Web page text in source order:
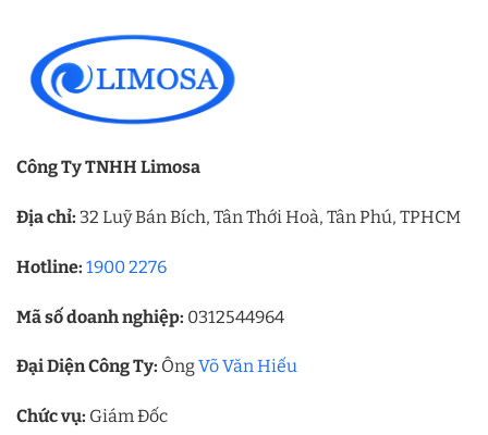
Công Ty TNHH Limosa
Địa chỉ: 32 Luỹ Bán Bích, Tân Thới Hoà, Tân Phú, TPHCM
Hotline: 1900 2276
Mã số doanh nghiệp: 0312544964
Đại Diện Công Ty: ÔngVõ Văn Hiếu
Chức vụ: Giám Đốc